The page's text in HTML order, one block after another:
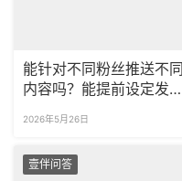
能针对不同粉丝推送不同
内容吗？能提前设定发布
2026年5月26日
壹伴问答